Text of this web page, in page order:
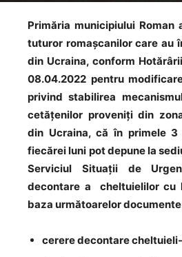
Primăria municipiului Roman
tuturor romașcanilor care au
din Ucraina, conform
08.04.2022 pentru
privind stabilirea
cetățenilor proveniți din
din Ucraina, că în primele
fiecărei luni pot depune la
Serviciul Situații de
decontare a cheltuielilor cu
baza următoarelor
cerere decontare